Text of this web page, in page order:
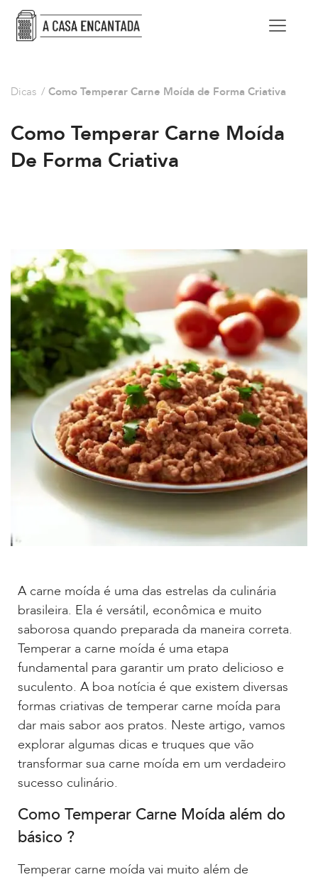
Dicas / Como Temperar Carne Moída de Forma Criativa
Como Temperar Carne Moída
De Forma Criativa
A carne moída é uma das estrelas da culinária
brasileira. Ela é versátil, econômica e muito
saborosa quando preparada da maneira correta.
Temperar a carne moída é uma etapa
fundamental para garantir um prato delicioso e
suculento. A boa notícia é que existem diversas
formas criativas de temperar carne moída para
dar mais sabor aos pratos. Neste artigo, vamos
explorar algumas dicas e truques que vão
transformar sua carne moída em um verdadeiro
sucesso culinário.
Como Temperar Carne Moída além do
básico ?
Temperar carne moída vai muito além de